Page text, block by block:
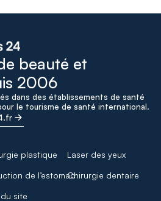
beauté et
2006
dans des établissements de santé
le tourisme de santé international.
plastique
Laser des yeux
de l’estomacChirurgie dentaire
site